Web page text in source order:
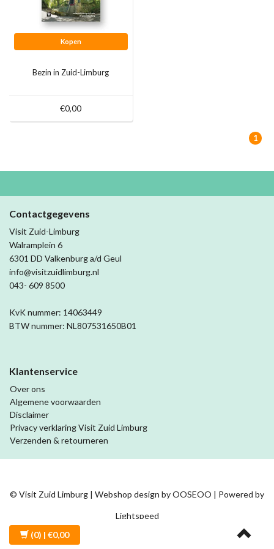
Kopen
Bezin in Zuid-Limburg
€0,00
1
Contactgegevens
Visit Zuid-Limburg
Walramplein 6
6301 DD Valkenburg a/d Geul
info@visitzuidlimburg.nl
043- 609 8500
KvK nummer: 14063449
BTW nummer: NL807531650B01
Klantenservice
Over ons
Algemene voorwaarden
Disclaimer
Privacy verklaring Visit Zuid Limburg
Verzenden & retourneren
© Visit Zuid Limburg | Webshop design byOOSEOO | Powered by
Lightspeed
(0) | €0,00